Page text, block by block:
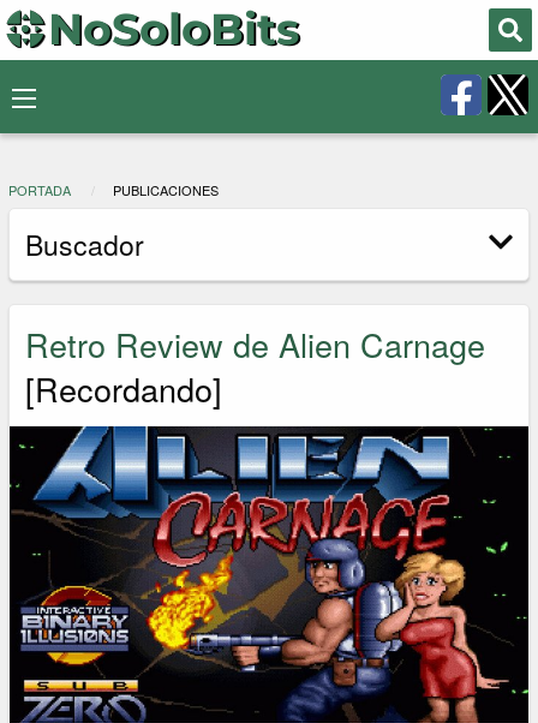
PORTADA PUBLICACIONES
Buscador
Retro Review de Alien Carnage
[Recordando]